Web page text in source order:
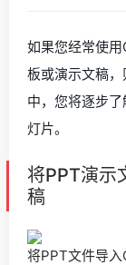
如果您经常使
板或演示文稿
中，您将逐步
灯片。
将PPT演示
稿
将PPT文件导